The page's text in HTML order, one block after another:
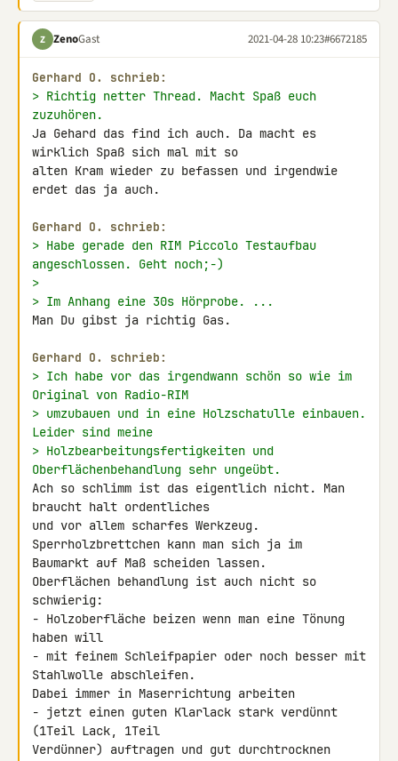
Z ZenoGast 2021-04-28 10:23#6672185
Gerhard O. schrieb:
> Richtig netter Thread. Macht Spaß euch
zuzuhören.
Ja Gehard das find ich auch. Da macht es
wirklich Spaß sich mal mit so
alten Kram wieder zu befassen und irgendwie
erdet das ja auch.
Gerhard O. schrieb:
> Habe gerade den RIM Piccolo Testaufbau
angeschlossen. Geht noch;-)
>
> Im Anhang eine 30s Hörprobe. ...
Man Du gibst ja richtig Gas.
Gerhard O. schrieb:
> Ich habe vor das irgendwann schön so wie im
Original von Radio-RIM
> umzubauen und in eine Holzschatulle einbauen.
Leider sind meine
> Holzbearbeitungsfertigkeiten und
Oberflächenbehandlung sehr ungeübt.
Ach so schlimm ist das eigentlich nicht. Man
braucht halt ordentliches
und vor allem scharfes Werkzeug.
Sperrholzbrettchen kann man sich ja im
Baumarkt auf Maß scheiden lassen.
Oberflächen behandlung ist auch nicht so
schwierig:
- Holzoberfläche beizen wenn man eine Tönung
haben will
- mit feinem Schleifpapier oder noch besser mit
Stahlwolle abschleifen.
Dabei immer in Maserrichtung arbeiten
- jetzt einen guten Klarlack stark verdünnt
(1Teil Lack, 1Teil
Verdünner) auftragen und gut durchtrocknen